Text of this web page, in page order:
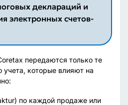
деклараций и
электронных счетов-
передаются только те
учета, которые влияют на
по каждой продаже или